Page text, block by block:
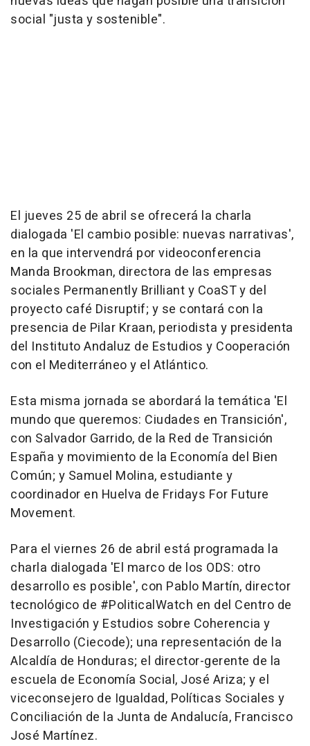
social "justa y sostenible".
El jueves 25 de abril se ofrecerá la charla
dialogada 'El cambio posible: nuevas narrativas',
en la que intervendrá por videoconferencia
Manda Brookman, directora de las empresas
sociales Permanently Brilliant y CoaST y del
proyecto café Disruptif; y se contará con la
presencia de Pilar Kraan, periodista y presidenta
del Instituto Andaluz de Estudios y Cooperación
con el Mediterráneo y el Atlántico.
Esta misma jornada se abordará la temática 'El
mundo que queremos: Ciudades en Transición',
con Salvador Garrido, de la Red de Transición
España y movimiento de la Economía del Bien
Común; y Samuel Molina, estudiante y
coordinador en Huelva de Fridays For Future
Movement.
Para el viernes 26 de abril está programada la
charla dialogada 'El marco de los ODS: otro
desarrollo es posible', con Pablo Martín, director
tecnológico de #PoliticalWatch en del Centro de
Investigación y Estudios sobre Coherencia y
Desarrollo (Ciecode); una representación de la
Alcaldía de Honduras; el director-gerente de la
escuela de Economía Social, José Ariza; y el
viceconsejero de Igualdad, Políticas Sociales y
Conciliación de la Junta de Andalucía, Francisco
José Martínez.